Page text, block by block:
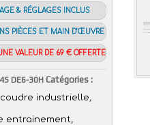
& RÉGLAGES INCLUS
PIÈCES ET MAIN D’ŒUVRE
VALEUR DE 69 € OFFERTE
DE6-30H Catégories :
industrielle,
entrainement,